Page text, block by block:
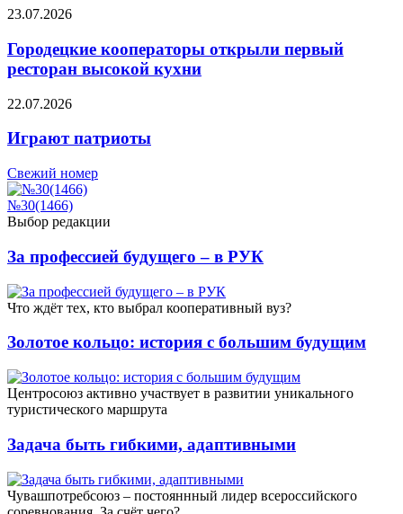
23.07.2026
Городецкие кооператоры открыли первый
ресторан высокой кухни
22.07.2026
Играют патриоты
Свежий номер
№30(1466)
Выбор редакции
За профессией будущего – в РУК
Что ждёт тех, кто выбрал кооперативный вуз?
Золотое кольцо: история с большим будущим
Центросоюз активно участвует в развитии уникального
туристического маршрута
Задача быть гибкими, адаптивными
Чувашпотребсоюз – постояннный лидер всероссийского